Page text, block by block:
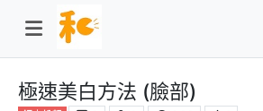
極速美白方法 (臉部)